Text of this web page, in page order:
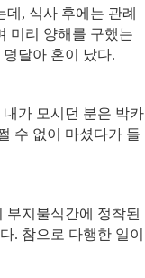
, 식사 후에는 관례
미리 양해를 구했는
달아 혼이 났다.
내가 모시던 분은 박카
수 없이 마셨다가 들
부지불식간에 정착된
. 참으로 다행한 일이